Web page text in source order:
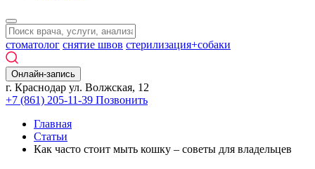
стоматолог снятие швов стерилизация+собаки
Онлайн-запись
г. Краснодар ул. Волжская, 12
+7 (861) 205-11-39 Позвонить
Главная
Статьи
Как часто стоит мыть кошку – советы для владельцев